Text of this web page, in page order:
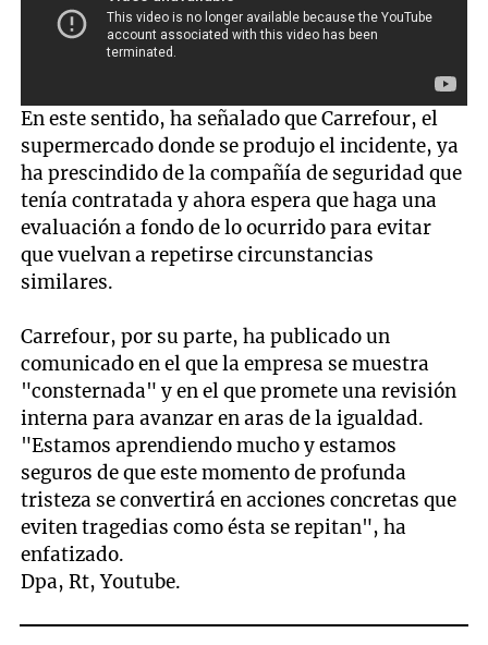
En este sentido, ha señalado que Carrefour, el
supermercado donde se produjo el incidente, ya
ha prescindido de la compañía de seguridad que
tenía contratada y ahora espera que haga una
evaluación a fondo de lo ocurrido para evitar
que vuelvan a repetirse circunstancias
similares.
Carrefour, por su parte, ha publicado un
comunicado en el que la empresa se muestra
"consternada" y en el que promete una revisión
interna para avanzar en aras de la igualdad.
"Estamos aprendiendo mucho y estamos
seguros de que este momento de profunda
tristeza se convertirá en acciones concretas que
eviten tragedias como ésta se repitan", ha
enfatizado.
Dpa, Rt, Youtube.